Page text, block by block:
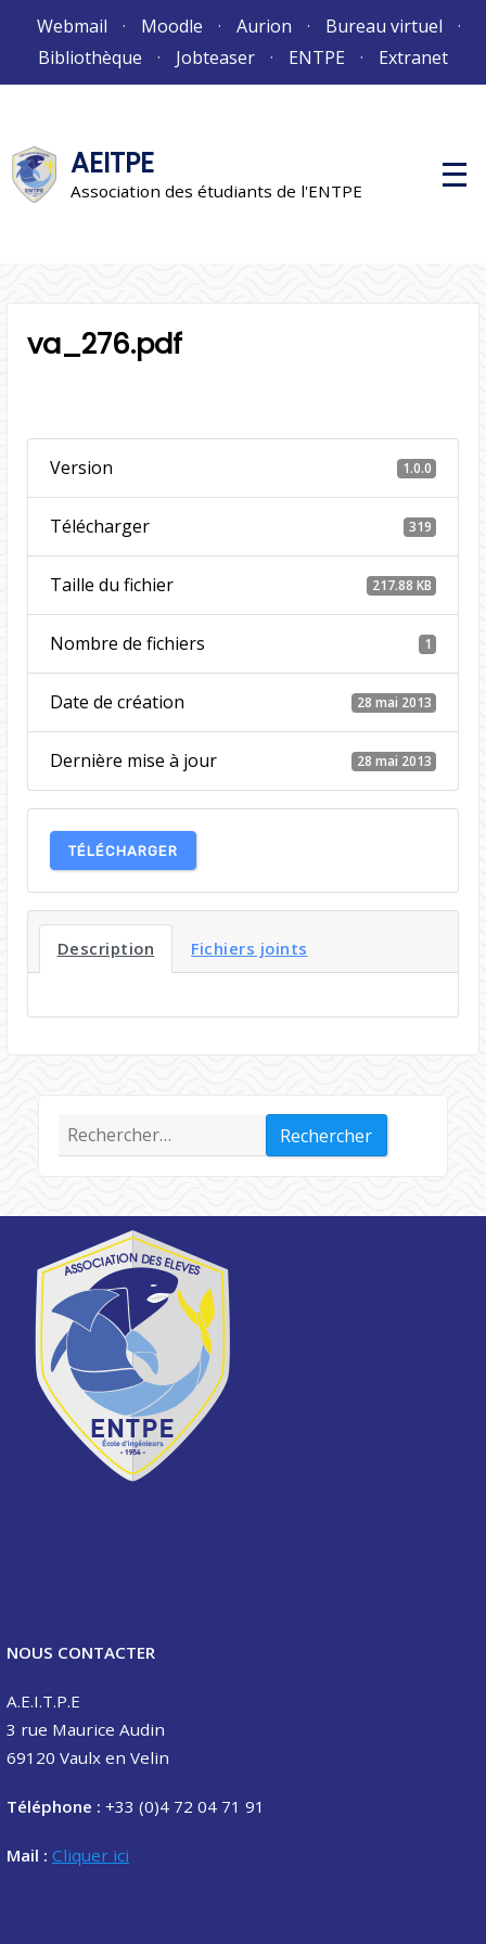
Webmail Moodle Aurion
Bureau virtuel
Bibliothèque
Jobteaser ENTPE Extranet
AEITPE
Association des étudiants de l'ENTPE
M
e
va_276.pdf
Version 1.0.0
Télécharger 319
Taille du fichier 217.88 KB
Nombre de fichiers 1
Date de création 28 mai 2013
Dernière mise à jour 28 mai 2013
TÉLÉCHARGER
Description Fichiers joints
Rechercher :
NOUS CONTACTER
A.E.I.T.P.E
3 rue Maurice Audin
69120 Vaulx en Velin
Téléphone : +33 (0)4 72 04 71 91
Mail : Cliquer ici